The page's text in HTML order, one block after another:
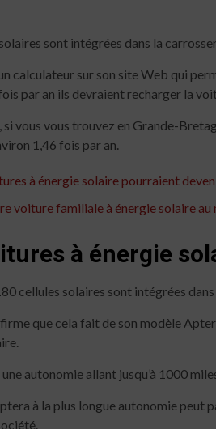
sont intégrées dans la
calculateur sur son site Web qui
par an ils devraient recharger la
si vous vous trouvez en Grande-
1,46 fois par an.
à énergie solaire pourraient
voiture familiale à énergie solaire
à énergie
cellules solaires sont intégrées
que cela fait de son modèle
une autonomie allant jusqu’à 1000
à la plus longue autonomie peut